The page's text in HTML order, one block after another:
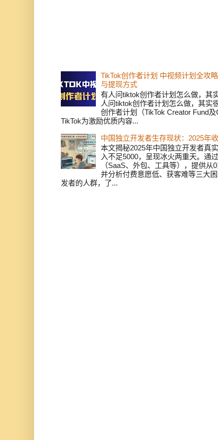
TikTok创作者计划 中视频计划全攻
与提现方式
有人问tiktok创作者计划怎么做，其
人问tiktok创作者计划怎么做，其实
创作者计划（TikTok Creator Fund
TikTok为激励优质内容...
中国独立开发者生存现状：2025年
本文揭秘2025年中国独立开发者真
入不足5000，呈现冰火两重天。通
（SaaS、外包、工具等），提供
并分析付费意愿低、获客难等三大
发者的人群，了...